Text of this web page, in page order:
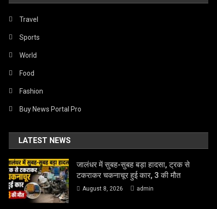
Travel
Sports
World
Food
Fashion
Buy News Portal Pro
LATEST NEWS
जालंधर में सुबह-सुबह बड़ा हादसा, ट्रक से
टकराकर चकनाचूर हुई कार, 3 की मौत
August 8, 2026 admin